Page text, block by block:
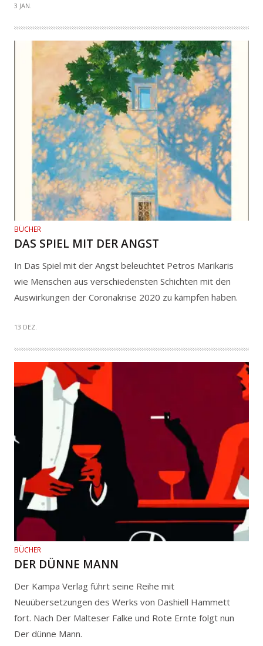
3 JAN.
BÜCHER
DAS SPIEL MIT DER ANGST
In Das Spiel mit der Angst beleuchtet Petros Marikaris
wie Menschen aus verschiedensten Schichten mit den
Auswirkungen der Coronakrise 2020 zu kämpfen haben.
13 DEZ.
BÜCHER
DER DÜNNE MANN
Der Kampa Verlag führt seine Reihe mit
Neuübersetzungen des Werks von Dashiell Hammett
fort. Nach Der Malteser Falke und Rote Ernte folgt nun
Der dünne Mann.